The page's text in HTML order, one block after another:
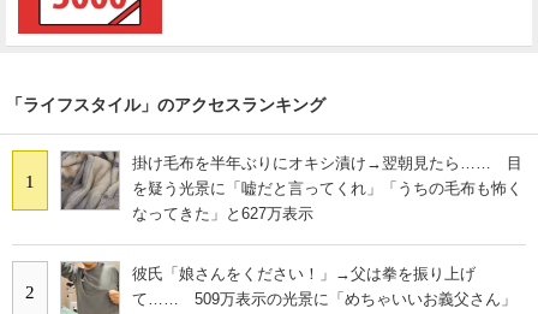
「ライフスタイル」のアクセスランキング
1
掛け毛布を半年ぶりにオキシ漬け→翌朝見たら…… 目
を疑う光景に「嘘だと言ってくれ」「うちの毛布も怖く
なってきた」と627万表示
2
彼氏「娘さんをください！」→父は拳を振り上げ
て…… 509万表示の光景に「めちゃいいお義父さん」